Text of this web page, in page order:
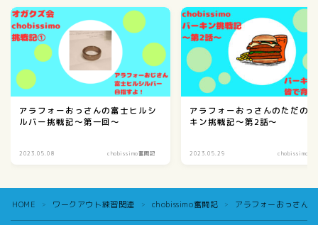
アラフォーおっさんの富士ヒルシ
ルバー挑戦記～第一回～
2023.05.08 chobissimo奮闘記
アラフォーおっさんのただの
キン挑戦記～第2話～
2023.05.29 chobissimo奮
HOME ＞ ワークアウト練習関連 ＞ chobissimo奮闘記 ＞ アラフォーおっさん